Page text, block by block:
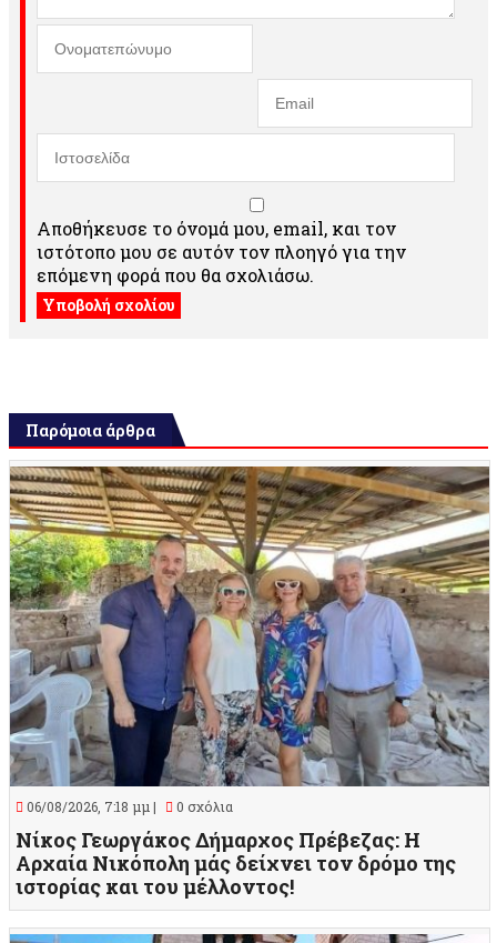
Αποθήκευσε το όνομά μου, email, και τον
ιστότοπο μου σε αυτόν τον πλοηγό για την
επόμενη φορά που θα σχολιάσω.
Παρόμοια άρθρα
06/08/2026, 7:18 μμ | 0 σχόλια
Νίκος Γεωργάκος Δήμαρχος Πρέβεζας: Η
Αρχαία Νικόπολη μάς δείχνει τον δρόμο της
ιστορίας και του μέλλοντος!